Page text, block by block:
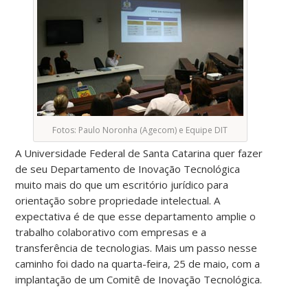
transferência
tecnologias.
Mais
passo
nesse
caminho
foi
dado
na
quarta-
feira,
25
de
Fotos: Paulo Noronha (Agecom) e Equipe DIT
A Universidade Federal de Santa Catarina quer fazer
de seu Departamento de Inovação Tecnológica
muito mais do que um escritório jurídico para
orientação sobre propriedade intelectual. A
expectativa é de que esse departamento amplie o
trabalho colaborativo com empresas e a
transferência de tecnologias. Mais um passo nesse
caminho foi dado na quarta-feira, 25 de maio, com a
implantação de um Comitê de Inovação Tecnológica.